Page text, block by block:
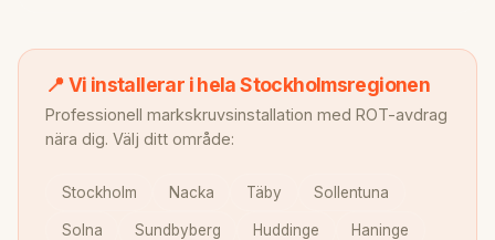
📍 Vi installerar i hela Stockholmsregionen
Professionell markskruvsinstallation med ROT-avdrag
nära dig. Välj ditt område:
Stockholm Nacka Täby Sollentuna
Solna Sundbyberg Huddinge Haninge